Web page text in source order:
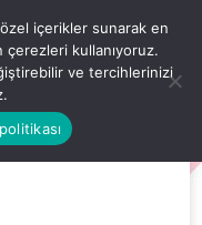
içerikler sunarak en
çerezleri kullanıyoruz.
ve tercihlerinizi